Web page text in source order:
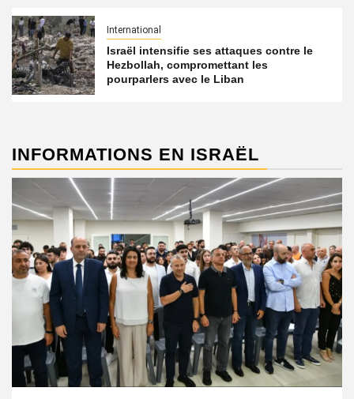
International
Israël intensifie ses attaques contre le
Hezbollah, compromettant les
pourparlers avec le Liban
INFORMATIONS EN ISRAËL